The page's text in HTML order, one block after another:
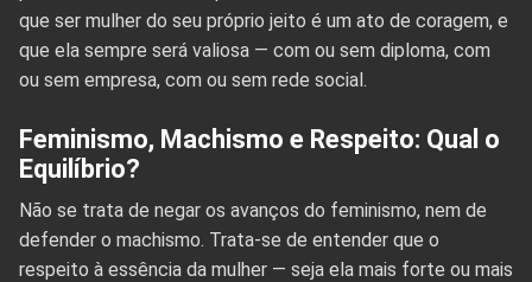
que ser mulher do seu próprio jeito é um ato de coragem, e
que ela sempre será valiosa — com ou sem diploma, com
ou sem empresa, com ou sem rede social.
Feminismo, Machismo e Respeito: Qual o
Equilíbrio?
Não se trata de negar os avanços do feminismo, nem de
defender o machismo. Trata-se de entender que o
respeito à essência da mulher — seja ela mais forte ou mais